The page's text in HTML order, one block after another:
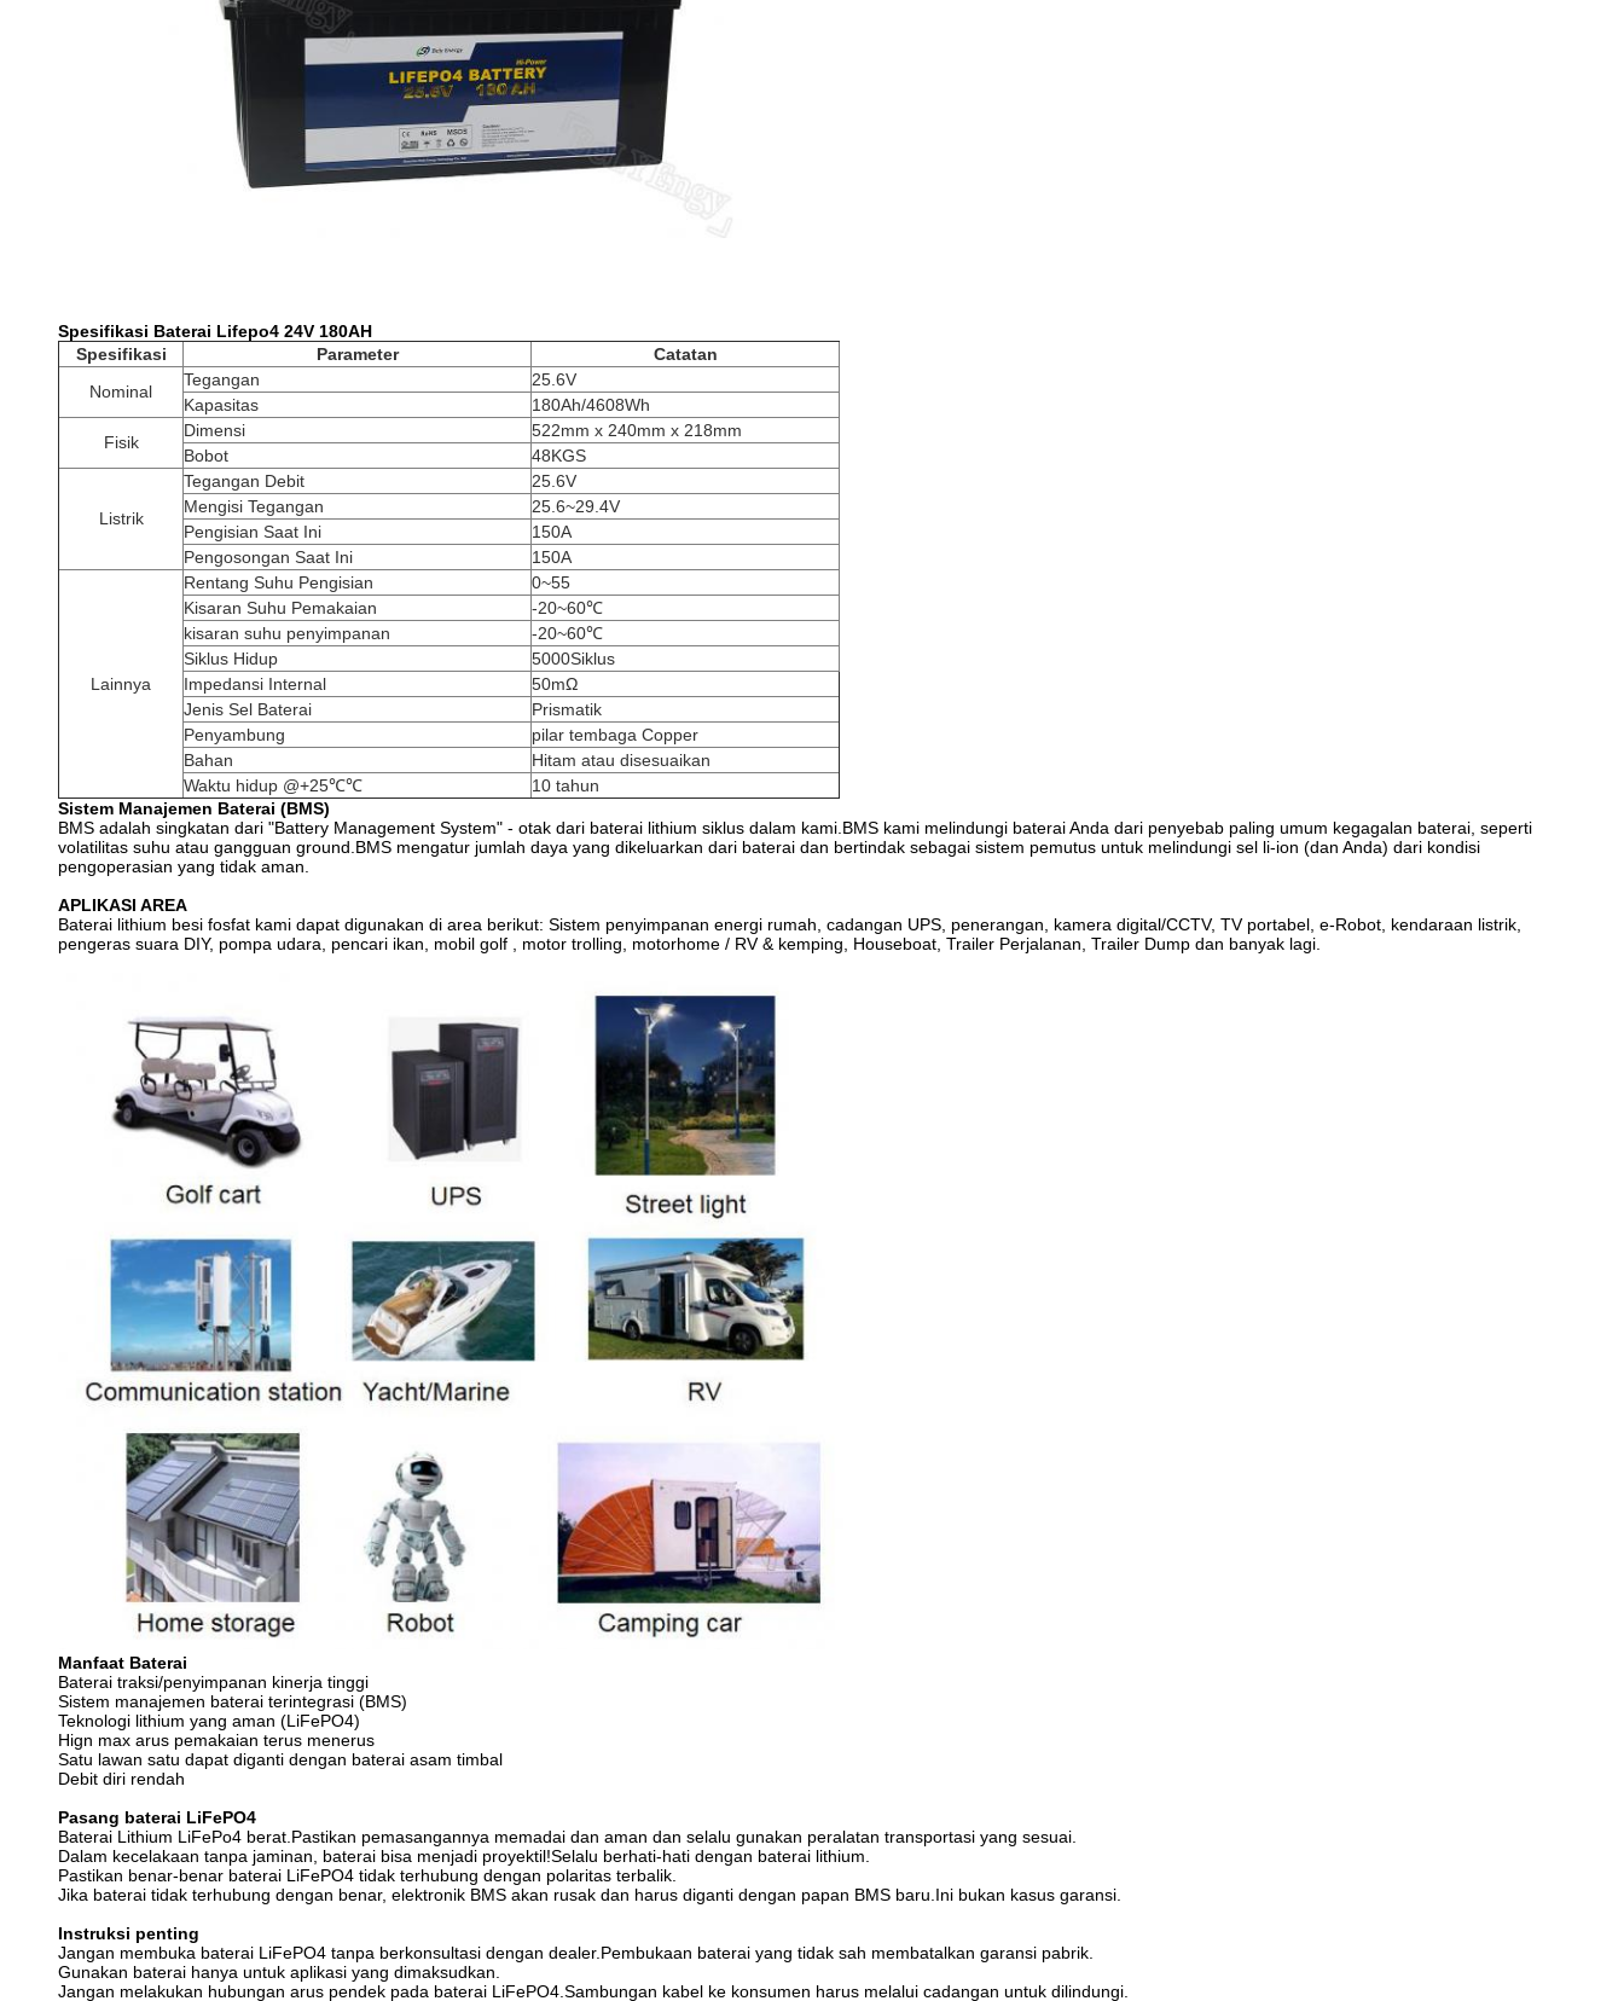
Spesifikasi Baterai Lifepo4 24V 180AH
Spesifikasi
Parameter
Catatan
Nominal
Tegangan
25.6V
Kapasitas
180Ah/4608Wh
Fisik
Dimensi
522mm x 240mm x 218mm
Bobot
48KGS
Listrik
Tegangan Debit
25.6V
Mengisi Tegangan
25.6~29.4V
Pengisian Saat Ini
150A
Pengosongan Saat Ini
150A
Lainnya
Rentang Suhu Pengisian
0~55
Kisaran Suhu Pemakaian
-20~60℃
kisaran suhu penyimpanan
-20~60℃
Siklus Hidup
5000Siklus
Impedansi Internal
50mΩ
Jenis Sel Baterai
Prismatik
Penyambung
pilar tembaga Copper
Bahan
Hitam atau disesuaikan
Waktu hidup @+25℃℃
10 tahun
Sistem Manajemen Baterai (BMS)
BMS adalah singkatan dari "Battery Management System" - otak dari baterai lithium siklus dalam kami.BMS kami melindungi baterai Anda dari penyebab paling umum kegagalan baterai, seperti
volatilitas suhu atau gangguan ground.BMS mengatur jumlah daya yang dikeluarkan dari baterai dan bertindak sebagai sistem pemutus untuk melindungi sel li-ion (dan Anda) dari kondisi
pengoperasian yang tidak aman.
APLIKASI AREA
Baterai lithium besi fosfat kami dapat digunakan di area berikut: Sistem penyimpanan energi rumah, cadangan UPS, penerangan, kamera digital/CCTV, TV portabel, e-Robot, kendaraan listrik,
pengeras suara DIY, pompa udara, pencari ikan, mobil golf , motor trolling, motorhome / RV & kemping, Houseboat, Trailer Perjalanan, Trailer Dump dan banyak lagi.
Manfaat Baterai
Baterai traksi/penyimpanan kinerja tinggi
Sistem manajemen baterai terintegrasi (BMS)
Teknologi lithium yang aman (LiFePO4)
Hign max arus pemakaian terus menerus
Satu lawan satu dapat diganti dengan baterai asam timbal
Debit diri rendah
Pasang baterai LiFePO4
Baterai Lithium LiFePo4 berat.Pastikan pemasangannya memadai dan aman dan selalu gunakan peralatan transportasi yang sesuai.
Dalam kecelakaan tanpa jaminan, baterai bisa menjadi proyektil!Selalu berhati-hati dengan baterai lithium.
Pastikan benar-benar baterai LiFePO4 tidak terhubung dengan polaritas terbalik.
Jika baterai tidak terhubung dengan benar, elektronik BMS akan rusak dan harus diganti dengan papan BMS baru.Ini bukan kasus garansi.
Instruksi penting
Jangan membuka baterai LiFePO4 tanpa berkonsultasi dengan dealer.Pembukaan baterai yang tidak sah membatalkan garansi pabrik.
Gunakan baterai hanya untuk aplikasi yang dimaksudkan.
Jangan melakukan hubungan arus pendek pada baterai LiFePO4.Sambungan kabel ke konsumen harus melalui cadangan untuk dilindungi.